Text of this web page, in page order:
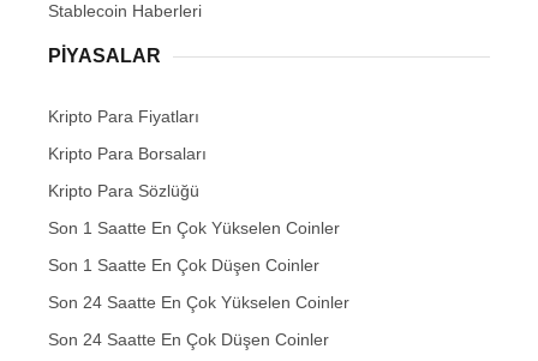
Stablecoin Haberleri
PIYASALAR
Kripto Para Fiyatları
Kripto Para Borsaları
Kripto Para Sözlüğü
Son 1 Saatte En Çok Yükselen Coinler
Son 1 Saatte En Çok Düşen Coinler
Son 24 Saatte En Çok Yükselen Coinler
Son 24 Saatte En Çok Düşen Coinler